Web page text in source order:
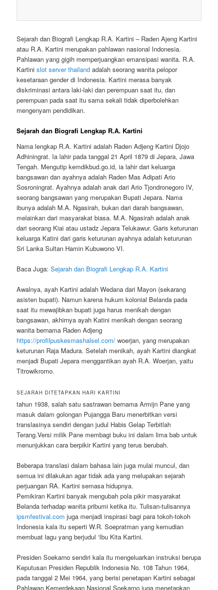
Sejarah dan Biografi Lengkap R.A. Kartini – Raden Ajeng Kartini
atau R.A. Kartini merupakan pahlawan nasional Indonesia.
Pahlawan yang gigih memperjuangkan emansipasi wanita. R.A.
Kartinislot server thailand adalah seorang wanita pelopor
kesetaraan gender di Indonesia. Kartini merasa banyak
diskriminasi antara laki-laki dan perempuan saat itu, dan
perempuan pada saat itu sama sekali tidak diperbolehkan
mengenyam pendidikan.
Sejarah dan Biografi Lengkap R.A. Kartini
Nama lengkap R.A. Kartini adalah Raden Adjeng Kartini Djojo
Adhiningrat. Ia lahir pada tanggal 21 April 1879 di Jepara, Jawa
Tengah. Mengutip kemdikbud.go.id, ia lahir dari keluarga
bangsawan dan ayahnya adalah Raden Mas Adipati Ario
Sosroningrat. Ayahnya adalah anak dari Ario Tjondronegoro IV,
seorang bangsawan yang merupakan Bupati Jepara. Nama
ibunya adalah M.A. Ngasirah, bukan dari darah bangsawan,
melainkan dari masyarakat biasa. M.A. Ngasirah adalah anak
dari seorang Kiai atau ustadz Jepara Telukawur. Garis keturunan
keluarga Katini dari garis keturunan ayahnya adalah keturunan
Sri Lanka Sultan Hamin Kubuwono VI.
Baca Juga:Sejarah dan Biografi Lengkap R.A. Kartini
Awalnya, ayah Kartini adalah Wedana dari Mayon (sekarang
asisten bupati). Namun karena hukum kolonial Belanda pada
saat itu mewajibkan bupati juga harus menikah dengan
bangsawan, akhirnya ayah Katini menikah dengan seorang
wanita bernama Raden Adjeng
https://profilpuskesmashalsel.com/ woerjan, yang merupakan
keturunan Raja Madura. Setelah menikah, ayah Kartini diangkat
menjadi Bupati Jepara menggantikan ayah R.A. Woerjan, yaitu
Titrowikromo.
SEJARAH DITETAPKAN HARI KARTINI
tahun 1938, salah satu sastrawan bernama Armijn Pane yang
masuk dalam golongan Pujangga Baru menerbitkan versi
translasinya sendiri dengan judul Habis Gelap Terbitlah
Terang.Versi milik Pane membagi buku ini dalam lima bab untuk
menunjukkan cara berpikir Kartini yang terus berubah.
Beberapa translasi dalam bahasa lain juga mulai muncul, dan
semua ini dilakukan agar tidak ada yang melupakan sejarah
perjuangan RA. Kartini semasa hidupnya.
Pemikiran Kartini banyak mengubah pola pikir masyarakat
Belanda terhadap wanita pribumi ketika itu. Tulisan-tulisannya
ipsmfestival.com juga menjadi inspirasi bagi para tokoh-tokoh
Indonesia kala itu seperti W.R. Soepratman yang kemudian
membuat lagu yang berjudul ‘Ibu Kita Kartini.
Presiden Soekarno sendiri kala itu mengeluarkan instruksi berupa
Keputusan Presiden Republik Indonesia No. 108 Tahun 1964,
pada tanggal 2 Mei 1964, yang berisi penetapan Kartini sebagai
Pahlawan Kemerdekaan Nasional.Soekarno juga menetapkan